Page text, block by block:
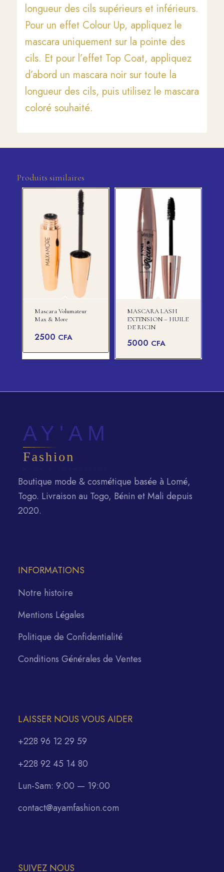
longueur des cils supérieurs et inférieurs.
Pour un effet Colour Up, appliquez le
mascara uniquement sur la pointe des
cils. Et pour l’effet Top Coat, appliquez
d’abord un mascara noir sur toute la
longueur des cils, puis utilisez le mascara
coloré souhaité.
Produits similaires
Mascara Volumateur
Max & More
2500 CFA
MASCARA LASH
EXTENSION – HUILE
DE RICIN
5000 CFA
Boutique mode & cosmétique basée à Lomé,
Togo. Livraison au Togo, Bénin et Mali depuis
2020.
INFORMATIONS
Notre histoire
Mentions Légales
Politique de Confidentialité
Conditions Générales de Ventes
LAISSER NOUS VOUS AIDER
+228 96 12 29 59
+228 92 45 14 80
Lun-Sam: 9:00 — 19:00
contact@ayamfashion.com
SUIVEZ NOUS